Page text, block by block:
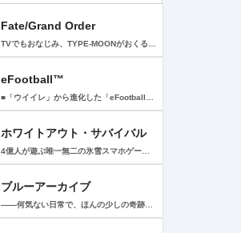
Fate/Grand Order
TVでもおなじみ、TYPE-MOONがおくるFateのRPG！ スマホでも本格的なRPGが楽しめる。 文字数にして500万字超という、圧倒的なボリュームを堪能できるストーリー！ 本編以外にもキャラクターごとにストーリーを用意し、Fateファンも今回はじめてFateの世界を体験される方も十分満足いただける内容となっています。 【あらすじ】 西暦2015年。 地球の未来を観測するカルデアは、2017年以降の人類史が崩壊している事実を確認した。 昨日まで確かに存在していた2115年までの“約束された未来”は、何の前触れもなく突如として消え去ったのだ。 なぜ。どうして。だれが。どうやって。 西暦2004年 日本 ある地方都市。 ここに今まではなかった、「観測できない領域」が現れたと。 カルデアはこれを人類絶滅の原因と仮定し、いまだ実験段階だった第六の実験を決行する事となった。 それは過去への時間旅行。 人間を霊子化させて過去に送りこみ、事象に介入する事で時空の特異点を解明、あるいは破壊する禁断の儀式。 その名を人理守護指令、グランドオーダー。 人類を守るために人類史に立ち向かう、運命と戦うものたちの総称である。 【ゲーム概要】 スマホに最適化された簡単操作のコマンドオーダーバトル！ プレイヤーはマスターとなって英霊たちを操り敵を倒し謎を解明していく。 好みの英霊で戦うか、強い英霊で戦うかバトルスタイルはプレイヤーしだい。 ◆豪華声優陣が続々参加 青木志貴、茜屋日海夏、赤羽根健治、明坂聡美、浅川悠、朝日奈丸佳、阿澄佳奈、阿部彬名、阿部敦、阿部里果、雨宮天、新井里美、井口裕香、井澤詩織、石川界人、石川由依、石谷春貴、伊瀬茉莉也、市ノ瀬加那、伊藤彩沙、伊藤かな恵、伊東健人、伊藤静、伊藤美紀、稲田徹、井上和彦、井上喜久子、井上麻里奈、伊丸岡篤、石見舞菜香、上坂すみれ、植田佳奈、上田麗奈、内田真礼、内田雄馬、内山昂輝、梅原裕一郎、江川央生、江口拓也、江越彬紀、遠藤綾、大久保瑠美、大空直美、大塚明夫、大塚芳忠、大原さやか、大和田仁美、岡本信彦、置鮎龍太郎、小倉唯、小澤亜李、小野賢章、小野大輔、小野友樹、小見川千明、かかずゆみ、柿原徹也、加隈亜衣、笠間淳、加瀬康之、門脇舞以、金元寿子、神尾晋一郎、茅野愛衣、川澄綾子、河西健吾、川野剛稔、神奈延年、鬼頭明里、木村珠莉、木村良平、桐本拓哉、釘宮理恵、久野美咲、黒木ほの香、黒田崇矢、桑原由気、KENN、高野麻里佳、古賀葵、小清水亜美、後藤邑子、小西克幸、小林千晃、小林ゆう、小林裕介、小原好美、小松未可子、子安武人、小山力也、近藤玲奈、斎賀みつき、西前忠久、斉藤壮馬、斎藤千和、坂本真綾、佐倉綾音、櫻井孝宏、佐藤聡美、佐藤利奈、沢城みゆき、下屋則子、島﨑信長、嶋村侑、庄司宇芽香、白石晴香、新垣樽助、真堂圭、末柄里恵、杉田智和、杉山紀彰、鈴木達央、鈴木崚汰、鈴代紗弓、鈴村健一、諏訪彩花、諏訪部順一、関俊彦、関智一、瀬戸麻沙美、芹澤優、仙台エリ、千本木彩花、園崎未恵、大地葉、高乃麗、高野直子、高橋花林、高橋李依、高山みなみ、武内駿輔、竹内良太、武田華、田中敦子、田中美海、田中理恵、谷山紀章、種﨑敦美、種田梨沙、田丸篤志、田村睦心、田村ゆかり、丹下桜、千葉繁、千葉翔也、津田健次郎、紡木吏佐、鶴岡聡、寺崎裕香、寺島拓篤、東山奈央、土岐隼一、飛田展男、戸松遥、豊永利行、鳥海浩輔、中井和哉、中田譲治、長縄まりあ、仲村美沙希、中村悠一、名塚佳織、生天目仁美、浪川大輔、能登麻美子、野中藍、乃村健次、土師孝也、長谷川育美、花江夏樹、花澤香菜、花守ゆみり、早見沙織、原由実、春野杏、潘めぐみ、日岡なつみ、日笠陽子、日野聡、平川大輔、ファイルーズあい、福圓美里、福西勝也、福山潤、藤井隼、藤沼建人、ブリドカットセーラ恵美、古川慎、保志総一朗、星野貴紀、堀内賢雄、堀江由衣、本多真梨子、本多陽子、本渡楓、前野智昭、M・A・O、増田俊樹、Machico、松風雅也、真殿光昭、マフィア梶田、三上哲、三木眞一郎、水樹奈々、水島大宙、水橋かおり、緑川光、水瀬いのり、南央美、峯田茉優、宮野真守、宮本充、村瀬歩、森川智之、森田了介、森永千才、森なな子、諸星すみれ、安井邦彦、山路和弘、山下大輝、山下七海、山寺宏一、山根綺、山野井仁、山村響、悠木碧、ゆかな、遊佐浩二、吉野裕行、佳村はるか、米澤円、若林直美、和氣あず未、和多田美咲（50音順） ◆全体構成・メインシナリオ・シナリオ・総監督 奈須きのこ ◆リードキャラクターデザイナー 武内崇 ◆アートディレクション TYPE-MOON ◆メインシナリオ・シナリオ執筆 東出祐一郎、桜井光 水瀬葉月、星空めてお ◆ゲストライター amphibian、虚淵玄（ニトロプラス）、acpi、ＯＫＳＧ（TYPE-MOON）、経験値、小太刀右京、三田誠、たけのこ星人、橘公司、田中天（株式会社フラッグノーツ）、成田良悟、鋼屋ジン、ひろやまひろし、円居挽、茗荷屋甚六、矢野俊策（株式会社フラッグノーツ）、リヨ（50音順） ◆キャラクターデザイン I-IV、蒼月タカオ（TYPE-MOON）、AKIRA、Azusa、東冬、荒野、Anmi、池澤真、石田あきら、いみぎむる、兔ろうと、羽海野チカ、大森葵、岡崎武士、okojo、およ、加藤いつわ、カワグチタケシ、きばどりリュー、桐原小鳥、ギンカ、倉花千夏、黒星紅白、小梅けいと、近衛乙嗣、小松崎類、こやまひろかず（TYPE-MOON）、西藤浩樹（LASENGLE）、saitom、坂本みねぢ、佐々木少年、サテー、色素、縞うどん（TYPE-MOON）、島田フミカネ、しまどりる、sime、下越（TYPE-MOON）、シャカＰ（LASENGLE）、白浜鴎、しらび、白峰、真じろう、STAR影法師、曽我誠、タイキ、高橋慶太郎、高山箕犀、竹、武中英雄、武梨えり、たけのこ星人、TAKOLEGS、田島昭宇、タスクオーナ、danciao、中央東口、CHOCO、悌太、Dd、天空すふぃあ、DANGERDROP、toi8、トリダモノ、中原、なまにくATK、西出ケンゴロー、nipi、ネコタワワ、NOCO、pako、林けゐ、原田たけひと、春野友矢、ばん！、Bすけ、左、ヒライユキオ、平野稜二、広江礼威、ひろやまひろし、PFALZ、ぶくろて、huke、BLACK（TYPE-MOON）、古海鐘一、BUNBUN、hou、ホトソウカ、本庄雷太、前田浩孝、マシマサキ、また、松竜、Mika Pikazo、緑川美帆、三輪士郎、村山竜大、めろん22、望月けい、元村人、森井しづき、森山大輔、山中虎鉄、YOCO_N（LASENGLE）、余湖裕輝、米山舞、La-na、lack、リヨ、Ryota-H、輪くすさが、redjuice、ReDrop、ろび～な、ワダアルコ、渡れい（50音順） このアプリケーションには、（株）ＣＲＩ・ミドルウェアの「CRIWARE（TM）」が使用されています。
eFootball™
■「ウイイレ」から進化した「eFootball™」 人気サッカーゲーム「ウイニングイレブン」が「eFootball™」とタイトルを変え、大きく進化して生まれ変わりました。「eFootball™」で新しいサッカーゲームを体感しましょう！ ■はじめての方でも安心 ダウンロード後は、実践を交えたステップアップ方式のチュートリアルで直感的に基本操作を覚えることができます！さらに、チュートリアルを全てクリアすると、リオネル メッシがもらえます！！ また、試合の面白さや爽快感を楽しんでいただくためにスマートアシストを実装。 複雑な操作をしなくても、華麗なドリブルやパスで相手をかわして強烈なシュートでゴールを奪うことができます！ 【基本的な遊び方】 ■好きなチームで始めよう 欧州、米州、アジアなど世界各国のクラブやナショナルチームなどお気に入りのチームでスタートできます！ ■選手を獲得しましょう チームを作成したら、選手を獲得しましょう。現役のスーパースターや、歴史に残るレジェンドたちが、あなたのクラブでの活躍を待っています！ ・スペシャル選手リスト 現実の試合で大活躍した選手や、注目リーグの選手、レジェンドなどの特別な選手を獲得できます。 ・スタンダード選手リスト 好きな選手を獲得できます。条件を設定して絞り込むことができます。 ・監督リスト さまざまな戦術や得意な育成タイプを持った監督を獲得できます。 ■試合を楽しもう 獲得した選手でチームを編成したら、いよいよ試合に挑戦！ AIを相手に腕を磨いたり、オンライン対戦でランキングを競ったり、楽しみ方はあなた次第です。 ・対AI戦で腕を磨く 注目リーグのチームやナショナルチームを相手に戦うイベントなど、サッカーシーズンに合わせたさまざまなテーマのイベントが開催されています。 また、10段階にレベル分けされたDivision制の「eFootball™ リーグ」で楽しみながらレベルアップしていくことも可能です！ ・対人戦で実力を試す Division制の全ユーザーとランキングを競う「eFootball™ リーグ」や、毎週開催される様々なイベントで、オンラインでのリアルタイム対戦を楽しむことができます。あなたのドリームチームで、最高峰のDivision 1を目指しましょう！ ・友達と最大3vs3の対戦を楽しむ フレンドマッチ機能を使って、友達と対戦することができます。育て上げたチームの強さを友達に見せつけましょう！ また、最大3vs3の協力対戦も可能。友達とオンラインで集まって対戦を楽しみましょう！ ■選手を育てる 獲得した選手は、選手種別によっては成長させることができます。 試合に出場させたり、ゲーム内アイテムを使用したりして、選手のレベルを上げる事で入手できる「タレントポイント」で、能力パラメータを上昇させましょう。 より自分好みの選手にしたい場合は、手動でポイントを割り振りましょう。 ポイントの割り振りに迷った場合は、[おまかせ]で設定することもできます。 自分だけのお気に入りの選手に育て上げましょう！ 【もっと楽しむ】 ■Live Updateを毎週配信 選手の移籍や、現実の試合での活躍が反映される「Live Update」を搭載。 毎週配信される「Live Update」を参考に、スカッドを編成し試合に挑みましょう。 ■スタジアムをカスタマイズ 試合中のスタジアムに反映されるコレオ・オブジェクトなどのスタジアムパーツをカスタマイズできます。 思い通りのスタジアムにアレンジして、ゲーム体験を彩りましょう！ ※居住国・地域が以下のお客様には、eFootball™ コインによるルートボックス施策をご提供しておりません。 ベルギー、ブラジル(18歳未満) 【最新情報について】 本商品は、新機能やモードの追加、ゲームプレイ・イベントのアップデートを継続的に行っていきます。 最新情報は「eFootball™」公式サイトをご確認ください。 【ダウンロードについて】 本アプリをダウンロードするためには、ストレージに約3.3GBの空き容量が必要となります。 あらかじめ3.3GB以上の容量を空けてからダウンロードを行っていただけますようお願いします。 ダウンロード時はWi-Fi環境で接続することを推奨いたします。 ※アップデートにつきましても同様となります。 【通信環境について】 本アプリはオンラインゲームです。通信可能な環境でお楽しみください。
ホワイトアウト・サバイバル
4億人が遊ぶ唯一無二の氷雪スマホゲーム！サクッと爽快！みんなで極寒サバイバル ！ 猛吹雪に襲われ、かつての世界は崩壊。人類の文明の灯火は、氷雪の中で今にも消えかかっている…。 生存者達よ、今こそ立ち上がれ！——仲間を率いて希望の灯りをともし、凍てつく大地に新たな拠点を築こう！ さらに新規ユーザー限定でSSR英雄「ジャスミン」が無料で仲間入り！ 彼女と共に氷原の奥地へと踏み込み、吹雪の中に潜む未知の脅威に立ち向かおう！ 【ゲームの特徴】 ◆領地再建！凍土に希望の光を！ 大溶鉱炉に火を灯すことから始めて、積もった雪を溶かして領土を開拓しよう！ 法令を発布して人員を的確に配置すれば、拠点の建設効率がぐんとアップ！ ◆放置で楽々、資源を効率ストック！ ワンタップで英雄を派遣するだけで、見守りは不要！ オフライン中も資源は自動でたっぷり蓄積されて、戻れば報酬が山盛り！極寒サバイバルでも、もう怖くない！ ◆お手軽に始められる氷雪ミニゲーム！ ミニゲームが次々と登場！「穴釣り選手権」でレア生物図鑑を解放し、「除雪隊」で雪山の宝を発見しよう！ スキマ時間でも気軽にプレイできて、雪原ライフは楽しさ満載！ ◆戦略を駆使して、英雄で敵を撃退！ 英雄はレベル共有で育成の手間いらずで、スキルを活かせば様々な難関を攻略可能！ 最強チームを組み上げて、敵を圧倒しよう！ ◆協力プレイで、凍土制覇を目指そう！ 同盟の支援で負傷者の治療や育成もスピードアップ！ 作戦を練って仲間と役割分担すれば戦力倍増！勝利の喜びをみんなで分かち合おう！ さらにたくさんのコンテンツをお届けいたします： ◆オフィシャルサイト: https://whiteoutsurvival.centurygames.com/ja ◆X: https://x.com/WOS_Japan ◆Facebook: https://www.facebook.com/WhiteoutSurvival ◆Discord: https://discord.gg/whiteoutsurvival ◆YouTube: https://www.youtube.com/@WhiteoutSurvivalOfficial_JA ◆TikTok: https://www.tiktok.com/@howasaba.jp
ブルーアーカイブ
――何気ない日常で、ほんの少しの奇跡を見つける物語 Yostarが贈る学園×青春×物語RPG『ブルーアーカイブ -Blue Archive-』！ 先生として、個性豊かで魅力的な生徒たちと共に、一風変わった学園都市キヴォトスの 日常を過ごそう！ ■あらすじ ここは学園都市キヴォトス。 数千の学園からなる超巨大学園都市では、日々トラブルが絶えない。 この問題に対応すべく、連邦生徒会長によって連邦捜査部【シャーレ】が設立された。 この物語は【シャーレ】の顧問となる先生とそれに協力する生徒たちと学園都市での日常を 描いた物語である。 ▼可愛いキャラクターが活躍する3Dバトル 大迫力の3Dリアルタイムバトル！ 可愛いキャラクター達が画面いっぱいに所狭しと大活躍。 あなたは先生として、生徒たちを指揮しよう！ ▼個性豊かなキャラクターを彩るハイクオリティの2Dアニメーション 美少女キャラクターたちが綺麗な2Dアニメーションであなたを迎えてくれる！ 仲良くなると特別なアニメーションが見れることもあるぞ！ ▼生徒たちと絆を深めて彼女たちと特別な日常を過ごそう！ 一緒にいる時間が長ければ長いほど、彼女たちはあなたとの絆は深まっていく。 そんな彼女たちとの日々が、きっとあなたの日常を特別なものに！ ▼公式Twitter https://twitter.com/Blue_ArchiveJP ▼公式サイト https://bluearchive.jp/ (C)Yostar, Inc.